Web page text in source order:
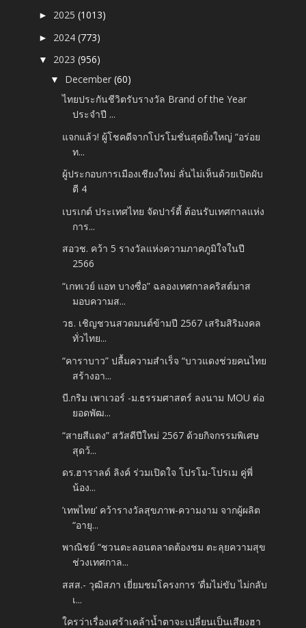
► 2025(1013)
► 2024(773)
▼ 2023(956)
▼ December(60)
ไทยประกันชีวิตรับรางวัล Brand of the Year
ประจำปี ...
แจกแล้ว! ผู้โชคดีจากโปรโมชั่นสุดยิ่งใหญ่ “อร่อย
ท...
ผู้ประกอบการเมืองเชียงใหม่ ลั่นไม่เห็นด้วยเปิดผับ
ตี 4
เบรเกต์ ประเทศไทย จัดปาร์ตี้ ต้อนรับเทศกาลแห่ง
การ...
สอวช. คว้า 5 รางวัลแห่งความภาคภูมิใจในปี
2566
“เกทเวย์ แอท บางซื่อ” ฉลองเทศกาลคริสต์มาส
มอบความส...
วธ. เชิญชวนสวดมนต์ข้ามปี 2567 เสริมสิริมงคล
ทั่วไทย...
“คาราบาว” ปลื้มความสำเร็จ “บาวแดงช่วยคนไทย
สร้างอา...
บี.กริม เพาเวอร์ -ม.ธรรมศาสตร์ ลงนาม MOU ต่อ
ยอดพัฒ...
“สายสีแดง” สวัสดีปีใหม่ 2567 ด้วยกิจกรรมพิเศษ
สุดว้...
ดร.ฮาราลด์ ลิงค์ ร่วมเปิดใจ โปรโม-โปรเม คู่พี่
น้อง...
‘เทพไทย’ คว้ารางวัลสุขภาพ-ความงาม จากผู้ผลิต
“อายุ...
พาณิชย์ “ชวนตะลอนตลาดต้องชม ตะลุยความสุข
ช่วงเทศกาล...
สสส.- วุฒิสภา เยี่ยมชมโครงการ ‘ดื่มไม่ขับ ไม่กลับ
เ...
ใครว่าเรื่องเศร้าเคล้าน้ำตาจะเปลี่ยนเป็นเสียงฮา